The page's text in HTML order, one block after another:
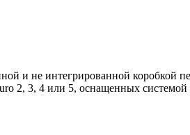
и не интегрированной коробкой
2, 3, 4 или 5, оснащенных системой